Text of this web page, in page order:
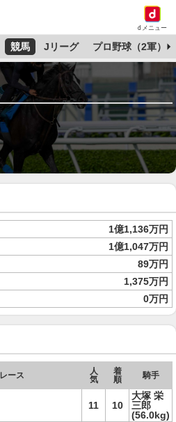
dメニュー
競馬 Jリーグ プロ野球（2軍）
1億1,136万円
1億1,047万円
89万円
1,375万円
0万円
レース
人
気
着
順
騎手
11 10
大塚 栄
三郎
(56.0kg)